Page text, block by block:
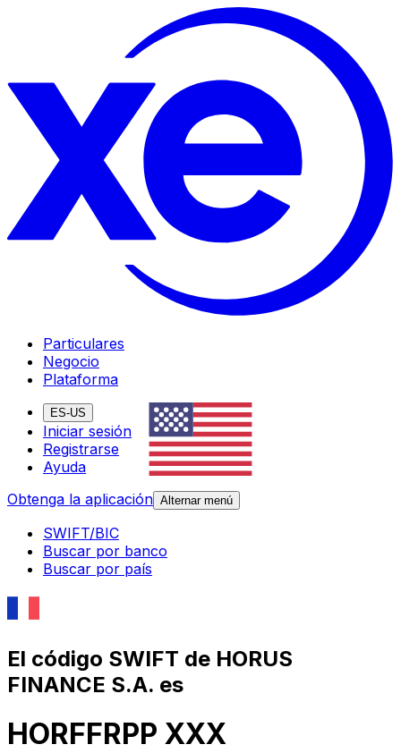
Particulares
Negocio
Plataforma
ES-US
Iniciar sesión
Registrarse
Ayuda
Obtenga la aplicación Alternar menú
SWIFT/BIC
Buscar por banco
Buscar por país
El código SWIFT de HORUS
FINANCE S.A. es
HORFFRPP XXX